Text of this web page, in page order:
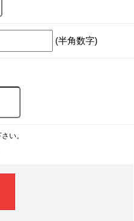
(半角数字)
い。